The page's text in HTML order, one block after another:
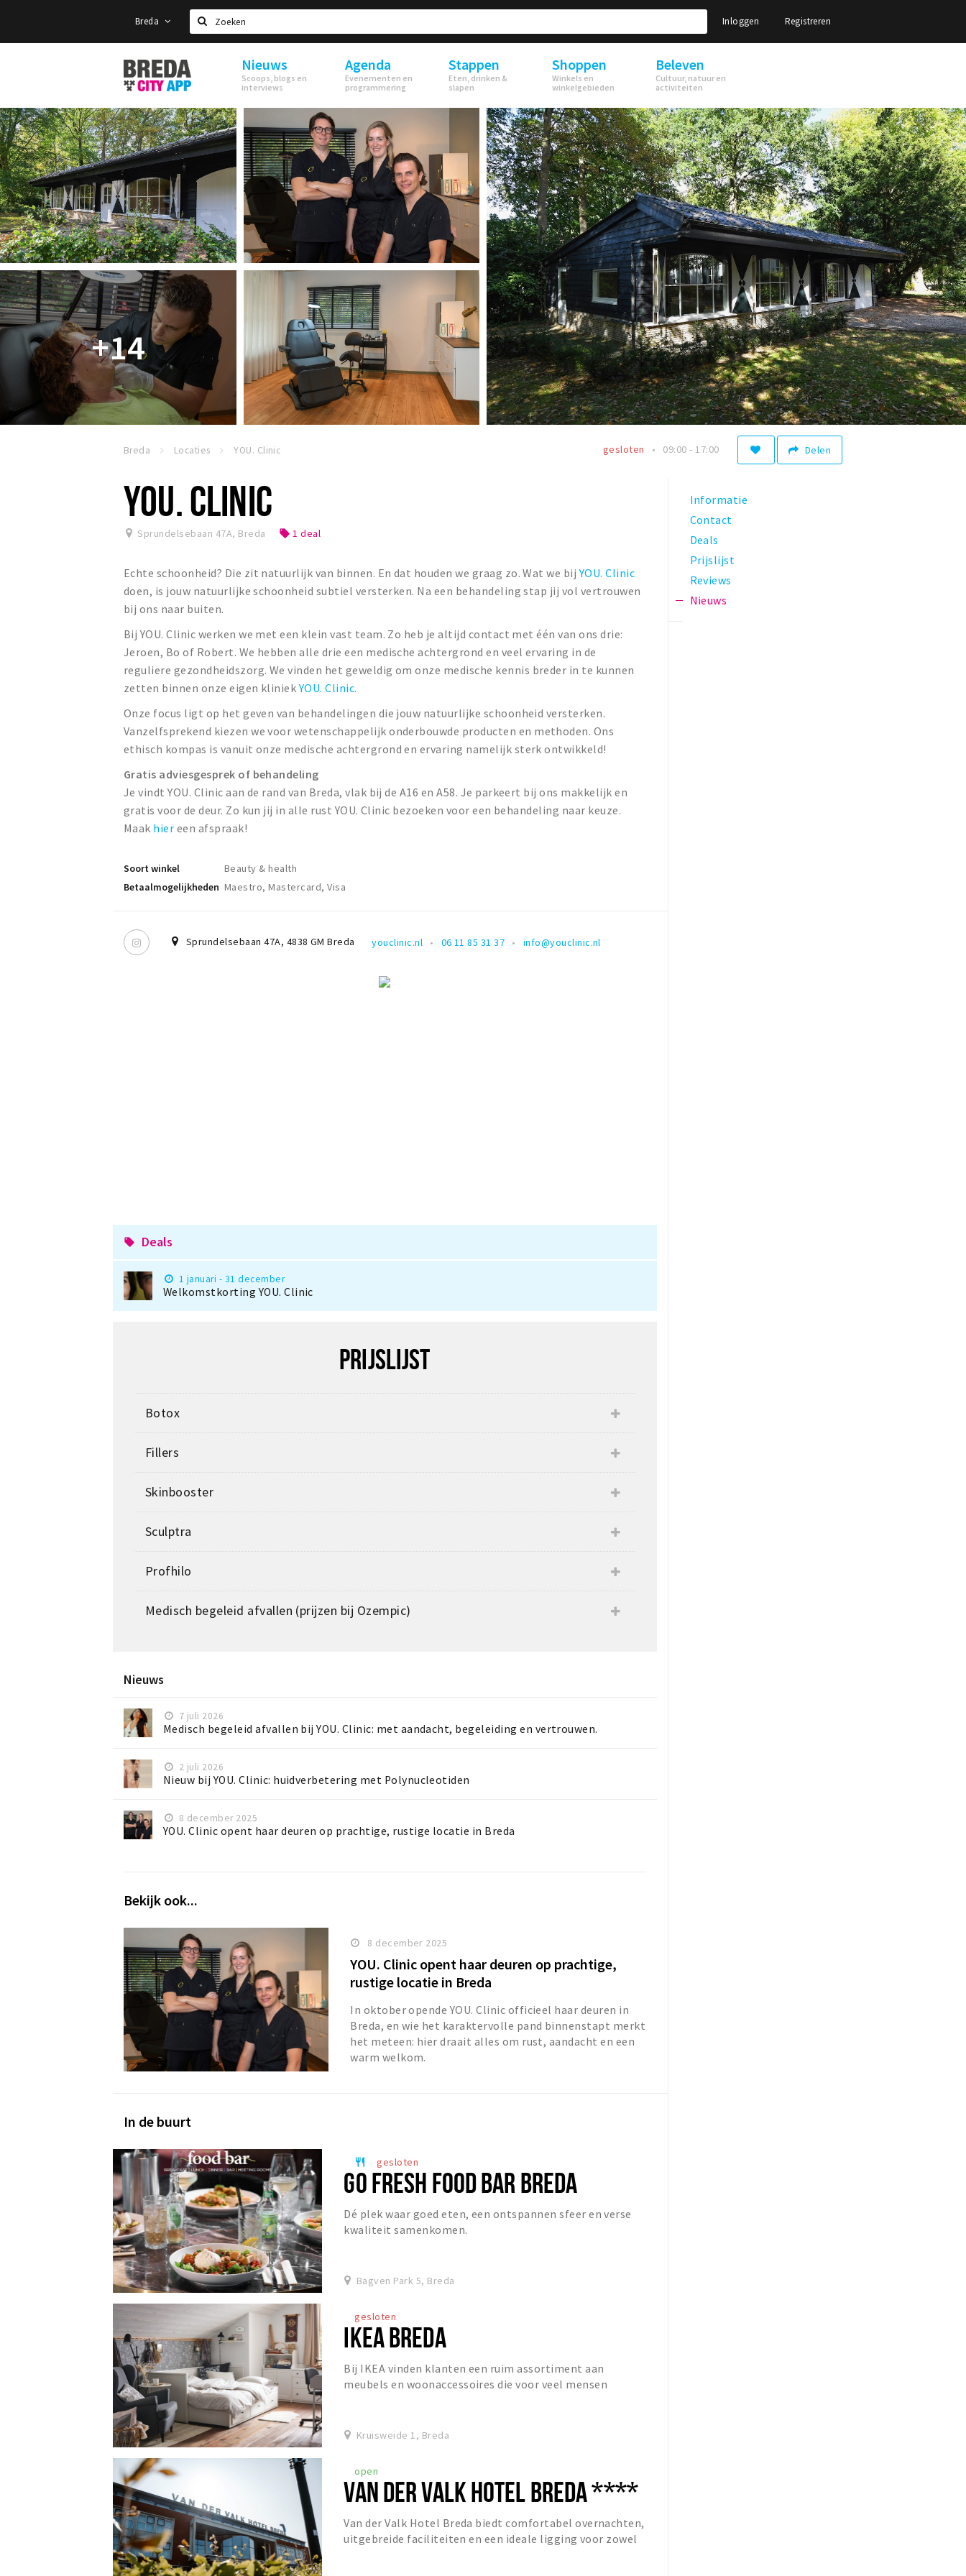
Breda
Zoeken
Inloggen Registreren
Stappen
&
Shoppen
Breda
Nieuws
Scoops, blogs en
interviews
Agenda
Evenementen en
programmering
Stappen
Eten, drinken &
slapen
Shoppen
Winkels en
winkelgebieden
Beleven
Cultuur, natuur en
activiteiten
+14
Breda Locaties YOU. Clinic Delen
gesloten 09:00 - 17:00
YOU. CLINIC
Sprundelsebaan 47A, Breda local_offer 1 deal
Echte schoonheid? Die zit natuurlijk van binnen. En dat houden we graag zo. Wat we bij YOU. Clinic
doen, is jouw natuurlijke schoonheid subtiel versterken. Na een behandeling stap jij vol vertrouwen
bij ons naar buiten.
Bij YOU. Clinic werken we met een klein vast team. Zo heb je altijd contact met één van ons drie:
Jeroen, Bo of Robert. We hebben alle drie een medische achtergrond en veel ervaring in de
reguliere gezondheidszorg. We vinden het geweldig om onze medische kennis breder in te kunnen
zetten binnen onze eigen kliniekYOU. Clinic.
Onze focus ligt op het geven van behandelingen die jouw natuurlijke schoonheid versterken.
Vanzelfsprekend kiezen we voor wetenschappelijk onderbouwde producten en methoden. Ons
ethisch kompas is vanuit onze medische achtergrond en ervaring namelijk sterk ontwikkeld!
Gratis adviesgesprek of behandeling
Je vindt YOU. Clinic aan de rand van Breda, vlak bij de A16 en A58. Je parkeert bij ons makkelijk en
gratis voor de deur. Zo kun jij in alle rust YOU. Clinic bezoeken voor een behandeling naar keuze.
Maak hier een afspraak!
Soort winkel
Beauty & health
Betaalmogelijkheden Maestro, Mastercard, Visa
Sprundelsebaan 47A, 4838 GM Breda youclinic.nl 06 11 85 31 37 info@youclinic.nl
local_offer Deals
1 januari - 31 december
Welkomstkorting YOU. Clinic
PRIJSLIJST
Botox
Fillers
Skinbooster
Sculptra
Profhilo
Medisch begeleid afvallen (prijzen bij Ozempic)
Nieuws
7 juli 2026
Medisch begeleid afvallen bij YOU. Clinic: met aandacht, begeleiding en vertrouwen.
2 juli 2026
Nieuw bij YOU. Clinic: huidverbetering met Polynucleotiden
8 december 2025
YOU. Clinic opent haar deuren op prachtige, rustige locatie in Breda
Bekijk ook...
8 december 2025
YOU. Clinic opent haar deuren op prachtige,
rustige locatie in Breda
In oktober opende YOU. Clinic officieel haar deuren in
Breda, en wie het karaktervolle pand binnenstapt merkt
het meteen: hier draait alles om rust, aandacht en een
warm welkom.
In de buurt
restaurant gesloten
GO FRESH FOOD BAR BREDA
Dé plek waar goed eten, een ontspannen sfeer en verse
kwaliteit samenkomen.
Bagven Park 5, Breda
gesloten
IKEA BREDA
Bij IKEA vinden klanten een ruim assortiment aan
meubels en woonaccessoires die voor veel mensen
Kruisweide 1, Breda
open
VAN DER VALK HOTEL BREDA ****
Van der Valk Hotel Breda biedt comfortabel overnachten,
uitgebreide faciliteiten en een ideale ligging voor zowel
Informatie
Contact
Deals
Prijslijst
Reviews
Nieuws